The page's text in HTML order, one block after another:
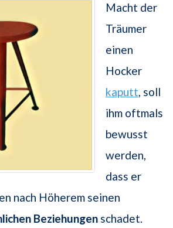
Macht der
Träumer
einen
Hocker
kaputt, soll
ihm oftmals
bewusst
werden,
dass er
nach Höherem seinen
Beziehungen schadet.